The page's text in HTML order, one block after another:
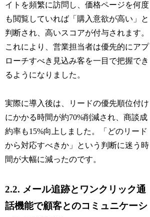
イトを頻繁に訪問し、価格ページを何度
も閲覧していれば「購入意欲が高い」と
判断され、高いスコアが付与されます。
これにより、営業担当者は優先的にアプ
ローチすべき見込み客を一目で把握でき
るようになりました。
実際に導入後は、リードの優先順位付け
にかかる時間が約70%削減され、商談成
約率も15%向上しました。「どのリード
から対応すべきか」という判断に迷う時
間が大幅に減ったのです。
2.2. メール追跡とワンクリック通
話機能で顧客とのコミュニケーシ